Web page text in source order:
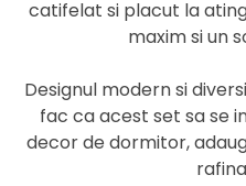
catifelat si placut la
maxim si un
Designul modern si
fac ca acest set sa se
decor de dormitor,